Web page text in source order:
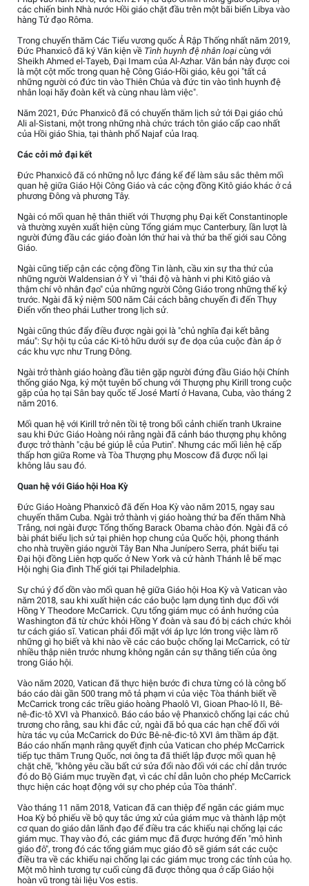
các chiến binh Nhà nước Hồi giáo chặt đầu trên một bãi biển Libya vào
hàng Tử đạo Rôma.
Trong chuyến thăm Các Tiểu vương quốc Ả Rập Thống nhất năm 2019,
Đức Phanxicô đã ký Văn kiện về Tình huynh đệ nhân loại cùng với
Sheikh Ahmed el-Tayeb, Đại Imam của Al-Azhar. Văn bản này được coi
là một cột mốc trong quan hệ Công Giáo-Hồi giáo, kêu gọi "tất cả
những người có đức tin vào Thiên Chúa và đức tin vào tình huynh đệ
nhân loại hãy đoàn kết và cùng nhau làm việc".
Năm 2021, Đức Phanxicô đã có chuyến thăm lịch sử tới Đại giáo chủ
Ali al-Sistani, một trong những nhà chức trách tôn giáo cấp cao nhất
của Hồi giáo Shia, tại thành phố Najaf của Iraq.
Các cởi mở đại kết
Đức Phanxicô đã có những nỗ lực đáng kể để làm sâu sắc thêm mối
quan hệ giữa Giáo Hội Công Giáo và các cộng đồng Kitô giáo khác ở cả
phương Đông và phương Tây.
Ngài có mối quan hệ thân thiết với Thượng phụ Đại kết Constantinople
và thường xuyên xuất hiện cùng Tổng giám mục Canterbury, lần lượt là
người đứng đầu các giáo đoàn lớn thứ hai và thứ ba thế giới sau Công
Giáo.
Ngài cũng tiếp cận các cộng đồng Tin lành, cầu xin sự tha thứ của
những người Waldensian ở Ý vì "thái độ và hành vi phi Kitô giáo và
thậm chí vô nhân đạo" của những người Công Giáo trong những thế kỷ
trước. Ngài đã kỷ niệm 500 năm Cải cách bằng chuyến đi đến Thụy
Điển vốn theo phái Luther trong lịch sử.
Ngài cũng thúc đẩy điều được ngài gọi là "chủ nghĩa đại kết bằng
máu": Sự hội tụ của các Ki-tô hữu dưới sự đe dọa của cuộc đàn áp ở
các khu vực như Trung Đông.
Ngài trở thành giáo hoàng đầu tiên gặp người đứng đầu Giáo hội Chính
thống giáo Nga, ký một tuyên bố chung với Thượng phụ Kirill trong cuộc
gặp của họ tại Sân bay quốc tế José Martí ở Havana, Cuba, vào tháng 2
năm 2016.
Mối quan hệ với Kirill trở nên tồi tệ trong bối cảnh chiến tranh Ukraine
sau khi Đức Giáo Hoàng nói rằng ngài đã cảnh báo thượng phụ không
được trở thành "cậu bé giúp lễ của Putin". Nhưng các mối liên hệ cấp
thấp hơn giữa Rome và Tòa Thượng phụ Moscow đã được nối lại
không lâu sau đó.
Quan hệ với Giáo hội Hoa Kỳ
Đức Giáo Hoàng Phanxicô đã đến Hoa Kỳ vào năm 2015, ngay sau
chuyến thăm Cuba. Ngài trở thành vị giáo hoàng thứ ba đến thăm Nhà
Trắng, nơi ngài được Tổng thống Barack Obama chào đón. Ngài đã có
bài phát biểu lịch sử tại phiên họp chung của Quốc hội, phong thánh
cho nhà truyền giáo người Tây Ban Nha Junípero Serra, phát biểu tại
Đại hội đồng Liên hợp quốc ở New York và cử hành Thánh lễ bế mạc
Hội nghị Gia đình Thế giới tại Philadelphia.
Sự chú ý đổ dồn vào mối quan hệ giữa Giáo hội Hoa Kỳ và Vatican vào
năm 2018, sau khi xuất hiện các cáo buộc lạm dụng tình dục đối với
Hồng Y Theodore McCarrick. Cựu tổng giám mục có ảnh hưởng của
Washington đã từ chức khỏi Hồng Y đoàn và sau đó bị cách chức khỏi
tư cách giáo sĩ. Vatican phải đối mặt với áp lực lớn trong việc làm rõ
những gì họ biết và khi nào về các cáo buộc chống lại McCarrick, có từ
nhiều thập niên trước nhưng không ngăn cản sự thăng tiến của ông
trong Giáo hội.
Vào năm 2020, Vatican đã thực hiện bước đi chưa từng có là công bố
báo cáo dài gần 500 trang mô tả phạm vi của việc Tòa thánh biết về
McCarrick trong các triều giáo hoàng Phaolô VI, Gioan Phao-lô II, Bê-
nê-đic-tô XVI và Phanxicô. Báo cáo bảo vệ Phanxicô chống lại các chủ
trương cho rằng, sau khi đắc cử, ngài đã bỏ qua các hạn chế đối với
hừa tác vụ của McCarrick do Đức Bê-nê-đic-tô XVI âm thầm áp đặt.
Báo cáo nhấn mạnh rằng quyết định của Vatican cho phép McCarrick
tiếp tục thăm Trung Quốc, nơi ông ta đã thiết lập được mối quan hệ
chặt chẽ, "không yêu cầu bất cứ sửa đổi nào đối với các chỉ dẫn trước
đó do Bộ Giám mục truyền đạt, vì các chỉ dẫn luôn cho phép McCarrick
thực hiện các hoạt động với sự cho phép của Tòa thánh".
Vào tháng 11 năm 2018, Vatican đã can thiệp để ngăn các giám mục
Hoa Kỳ bỏ phiếu về bộ quy tắc ứng xử của giám mục và thành lập một
cơ quan do giáo dân lãnh đạo để điều tra các khiếu nại chống lại các
giám mục. Thay vào đó, các giám mục đã được hướng đến "mô hình
giáo đô", trong đó các tổng giám mục giáo đô sẽ giám sát các cuộc
điều tra về các khiếu nại chống lại các giám mục trong các tỉnh của họ.
Một mô hình tương tự cuối cùng đã được thông qua ở cấp Giáo hội
hoàn vũ trong tài liệu Vos estis.